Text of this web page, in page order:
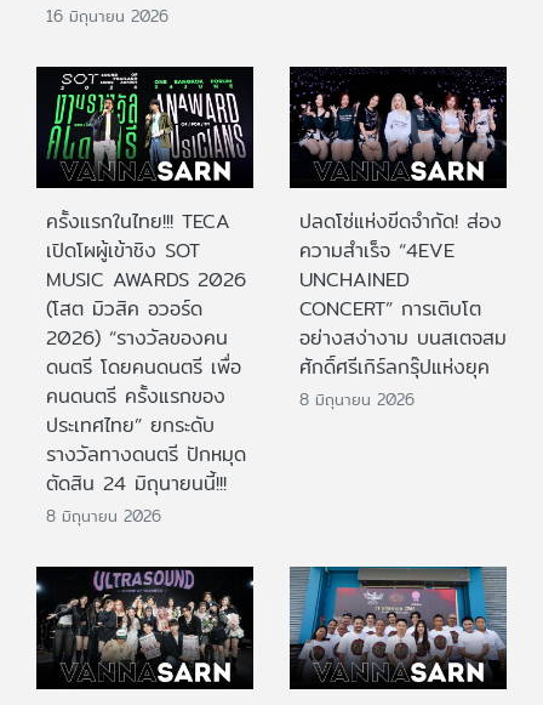
16 มิถุนายน 2026
ครั้งแรกในไทย!!! TECA
เปิดโผผู้เข้าชิง SOT
MUSIC AWARDS 2026
(โสต มิวสิค อวอร์ด
2026) “รางวัลของคน
ดนตรี โดยคนดนตรี เพื่อ
คนดนตรี ครั้งแรกของ
ประเทศไทย” ยกระดับ
รางวัลทางดนตรี ปักหมุด
ตัดสิน 24 มิถุนายนนี้!!!
8 มิถุนายน 2026
ปลดโซ่แห่งขีดจำกัด! ส่อง
ความสำเร็จ “4EVE
UNCHAINED
CONCERT” การเติบโต
อย่างสง่างาม บนสเตจสม
ศักดิ์ศรีเกิร์ลกรุ๊ปแห่งยุค
8 มิถุนายน 2026